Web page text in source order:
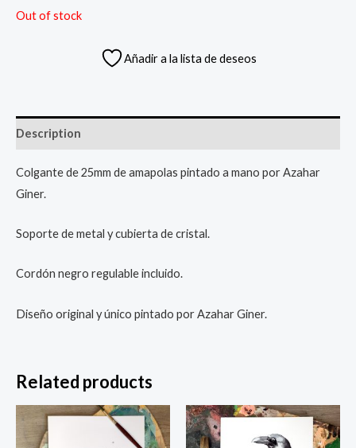
Out of stock
Añadir a la lista de deseos
Description
Colgante de 25mm de amapolas pintado a mano por Azahar
Giner.
Soporte de metal y cubierta de cristal.
Cordón negro regulable incluido.
Diseño original y único pintado por Azahar Giner.
Related products